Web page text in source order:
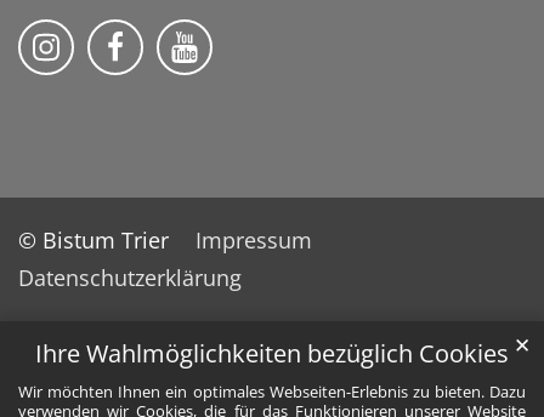
Ihre Wahlmöglichkeiten bezüglich Cookies
Wir möchten Ihnen ein optimales Webseiten-Erlebnis zu bieten. Dazu
verwenden wir Cookies, die für das Funktionieren unserer Website
✕
Bistum Trier auf Instragram
Die Pfarrei auf Facebook
Die Pfarrei auf YouTube
© Bistum Trier
Impressum
Datenschutzerklärung